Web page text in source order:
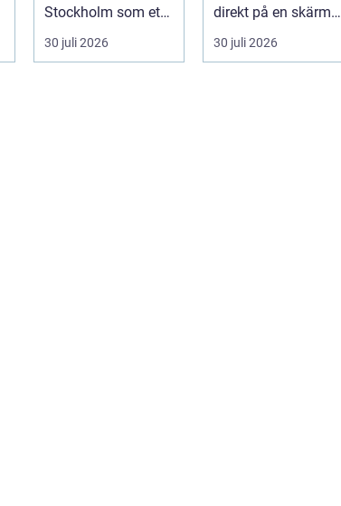
Stockholm som ett
sätt att få lägre
uppvärmningsk...
30 juli 2026
direkt på en skärm, i
stället för genom...
30 juli 2026